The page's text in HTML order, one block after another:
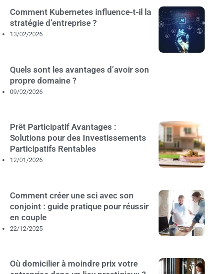
Comment Kubernetes influence-t-il la
stratégie d’entreprise ?
13/02/2026
Quels sont les avantages d’avoir son
propre domaine ?
09/02/2026
Prêt Participatif Avantages :
Solutions pour des Investissements
Participatifs Rentables
12/01/2026
Comment créer une sci avec son
conjoint : guide pratique pour réussir
en couple
22/12/2025
Où domicilier à moindre prix votre